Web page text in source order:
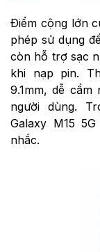
Điểm cộng lớn
phép sử dụng
còn hỗ trợ sạc
khi nạp pin.
9.1mm, dễ
người dùng.
Galaxy M15
nhắc.